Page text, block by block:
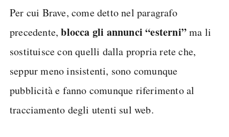
Per cui Brave, come detto nel paragrafo
precedente,blocca gli annunci “esterni”ma li
sostituisce con quelli dalla propria rete che,
seppur meno insistenti, sono comunque
pubblicità e fanno comunque riferimento al
tracciamento degli utenti sul web.